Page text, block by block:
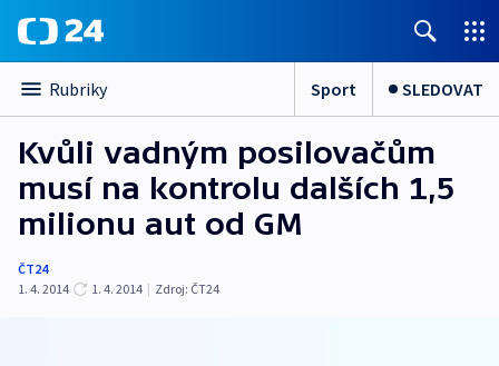
Rubriky Sport SLEDOVAT
Kvůli vadným posilovačům
musí na kontrolu dalších 1,5
milionu aut od GM
ČT24
1. 4. 2014
1. 4. 2014 | Zdroj: ČT24